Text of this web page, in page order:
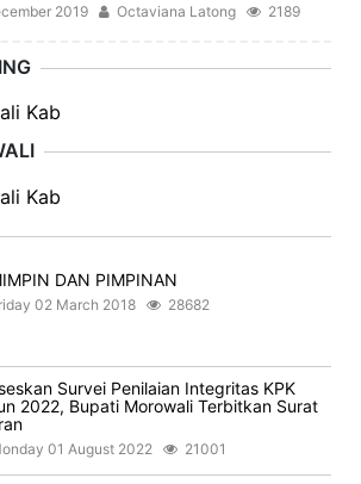
2019 Octaviana Latong 2189
DAN PIMPINAN
02 March 2018 28682
Survei Penilaian Integritas KPK
2022, Bupati Morowali Terbitkan Surat
01 August 2022 21001